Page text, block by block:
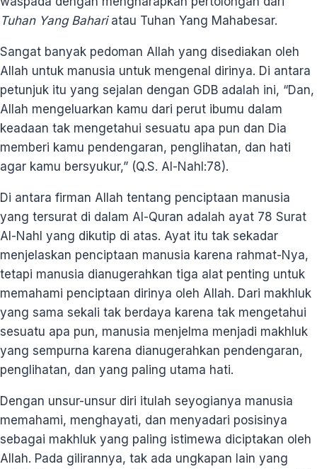
Tuhan Yang Bahariatau Tuhan Yang Mahabesar.
Sangat banyak pedoman Allah yang disediakan oleh
Allah untuk manusia untuk mengenal dirinya. Di antara
petunjuk itu yang sejalan dengan GDB adalah ini, “Dan,
Allah mengeluarkan kamu dari perut ibumu dalam
keadaan tak mengetahui sesuatu apa pun dan Dia
memberi kamu pendengaran, penglihatan, dan hati
agar kamu bersyukur,” (Q.S. Al-Nahl:78).
Di antara firman Allah tentang penciptaan manusia
yang tersurat di dalam Al-Quran adalah ayat 78 Surat
Al-Nahl yang dikutip di atas. Ayat itu tak sekadar
menjelaskan penciptaan manusia karena rahmat-Nya,
tetapi manusia dianugerahkan tiga alat penting untuk
memahami penciptaan dirinya oleh Allah. Dari makhluk
yang sama sekali tak berdaya karena tak mengetahui
sesuatu apa pun, manusia menjelma menjadi makhluk
yang sempurna karena dianugerahkan pendengaran,
penglihatan, dan yang paling utama hati.
Dengan unsur-unsur diri itulah seyogianya manusia
memahami, menghayati, dan menyadari posisinya
sebagai makhluk yang paling istimewa diciptakan oleh
Allah. Pada gilirannya, tak ada ungkapan lain yang